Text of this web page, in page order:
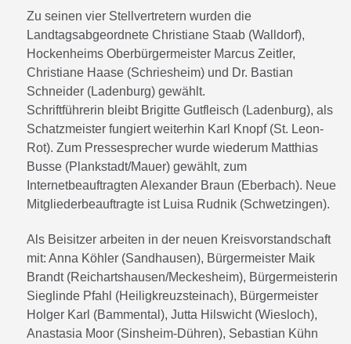
Zu seinen vier Stellvertretern wurden die
Landtagsabgeordnete Christiane Staab (Walldorf),
Hockenheims Oberbürgermeister Marcus Zeitler,
Christiane Haase (Schriesheim) und Dr. Bastian
Schneider (Ladenburg) gewählt.
Schriftführerin bleibt Brigitte Gutfleisch (Ladenburg), als
Schatzmeister fungiert weiterhin Karl Knopf (St. Leon-
Rot). Zum Pressesprecher wurde wiederum Matthias
Busse (Plankstadt/Mauer) gewählt, zum
Internetbeauftragten Alexander Braun (Eberbach). Neue
Mitgliederbeauftragte ist Luisa Rudnik (Schwetzingen).
Als Beisitzer arbeiten in der neuen Kreisvorstandschaft
mit: Anna Köhler (Sandhausen), Bürgermeister Maik
Brandt (Reichartshausen/Meckesheim), Bürgermeisterin
Sieglinde Pfahl (Heiligkreuzsteinach), Bürgermeister
Holger Karl (Bammental), Jutta Hilswicht (Wiesloch),
Anastasia Moor (Sinsheim-Dühren), Sebastian Kühn